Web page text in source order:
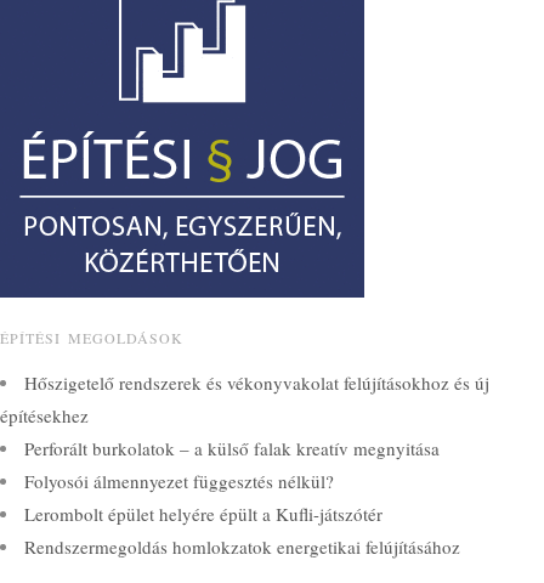
ÉPÍTÉSI MEGOLDÁSOK
Hőszigetelő rendszerek és vékonyvakolat felújításokhoz és új
építésekhez
Perforált burkolatok – a külső falak kreatív megnyitása
Folyosói álmennyezet függesztés nélkül?
Lerombolt épület helyére épült a Kufli-játszótér
Rendszermegoldás homlokzatok energetikai felújításához